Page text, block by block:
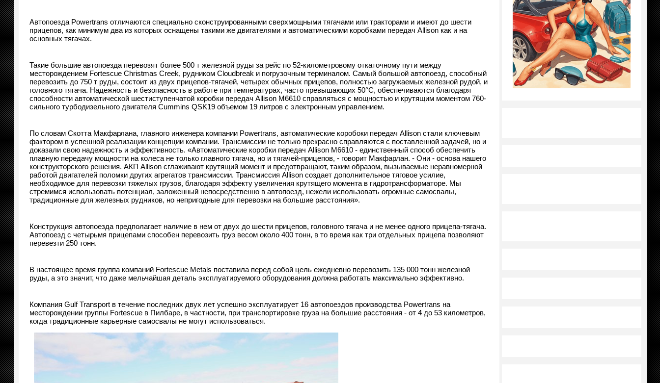
Автопоезда Powertrans отличаются специально сконструированными сверхмощными тягачами или тракторами и имеют до шести
прицепов, как минимум два из которых оснащены такими же двигателями и автоматическими коробками передач Allison как и на
основных тягачах.
Такие большие автопоезда перевозят более 500 т железной руды за рейс по 52-километровому откаточному пути между
месторождением Fortescue Christmas Creek, рудником Cloudbreak и погрузочным терминалом. Самый большой автопоезд, способный
перевозить до 750 т руды, состоит из двух прицепов-тягачей, четырех обычных прицепов, полностью загружаемых железной рудой, и
головного тягача. Надежность и безопасность в работе при температурах, часто превышающих 50°С, обеспечиваются благодаря
способности автоматической шестиступенчатой коробки передач Allison M6610 справляться с мощностью и крутящим моментом 760-
сильного турбодизельного двигателя Cummins QSK19 объемом 19 литров с электронным управлением.
По словам Скотта Макфарлана, главного инженера компании Powertrans, автоматические коробоки передач Allison стали ключевым
фактором в успешной реализации концепции компании. Трансмиссии не только прекрасно справляются с поставленной задачей, но и
доказали свою надежность и эффективность. «Автоматические коробки передач Allison M6610 - единственный способ обеспечить
плавную передачу мощности на колеса не только главного тягача, но и тягачей-прицепов, - говорит Макфарлан. - Они - основа нашего
конструкторского решения. АКП Allison сглаживают крутящий момент и предотвращают, таким образом, вызываемые неравномерной
работой двигателей поломки других агрегатов трансмиссии. Трансмиссия Allison создает дополнительное тяговое усилие,
необходимое для перевозки тяжелых грузов, благодаря эффекту увеличения крутящего момента в гидротрансформаторе. Мы
стремимся использовать потенциал, заложенный непосредственно в автопоезд, нежели использовать огромные самосвалы,
традиционные для железных рудников, но непригодные для перевозки на большие расстояния».
Конструкция автопоезда предполагает наличие в нем от двух до шести прицепов, головного тягача и не менее одного прицепа-тягача.
Автопоезд с четырьмя прицепами способен перевозить груз весом около 400 тонн, в то время как три отдельных прицепа позволяют
перевезти 250 тонн.
В настоящее время группа компаний Fortescue Metals поставила перед собой цель ежедневно перевозить 135 000 тонн железной
руды, а это значит, что даже мельчайшая деталь эксплуатируемого оборудования должна работать максимально эффективно.
Компания Gulf Transport в течение последних двух лет успешно эксплуатирует 16 автопоездов производства Powertrans на
месторождении группы Fortescue в Пилбаре, в частности, при транспортировке груза на большие расстояния - от 4 до 53 километров,
когда традиционные карьерные самосвалы не могут использоваться.